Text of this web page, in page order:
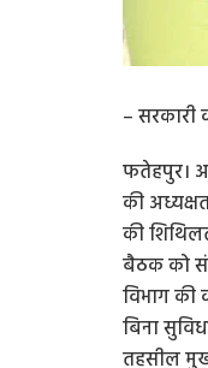
– सरकारी
फतेहपुर।
की
की
बैठक को
विभाग की
बिना
तहसील